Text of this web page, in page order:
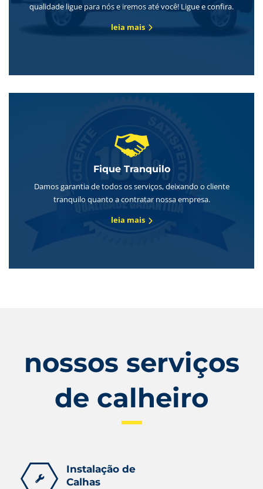
qualidade ligue para nós e iremos até você! Ligue e confira.
leia mais
Fique Tranquilo
Damos garantia de todos os serviços, deixando o cliente
tranquilo quanto a contratar nossa empresa.
leia mais
nossos serviços
de calheiro
Instalação de
Calhas